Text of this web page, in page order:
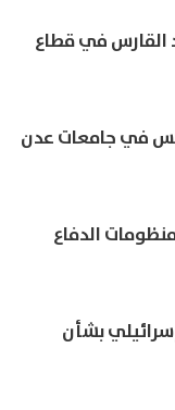
القارس في قطاع
في جامعات عدن
الدفاع
بشأن